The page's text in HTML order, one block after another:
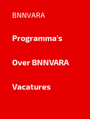
BNNVARA
Programma's
Over BNNVARA
Vacatures